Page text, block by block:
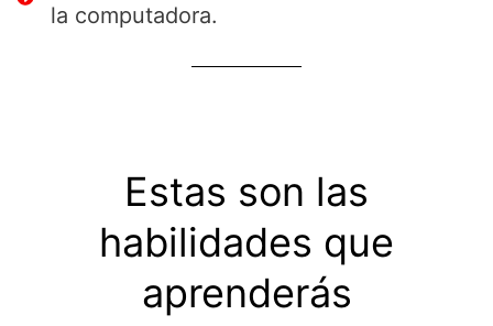
la computadora.
Estas son las
habilidades que
aprenderás